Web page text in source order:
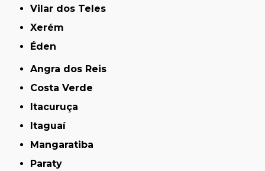
Vilar dos Teles
Xerém
Éden
Angra dos Reis
Costa Verde
Itacuruça
Itaguaí
Mangaratiba
Paraty